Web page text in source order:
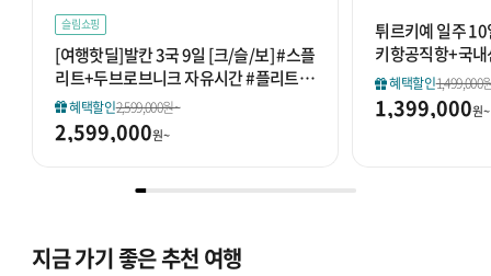
슬림쇼핑
[여행핫딜]발칸 3국 9일 [크/슬/보] #스플
리트+두브로브니크 자유시간 #플리트비
체국립공원 #포스토이나동굴
혜택할인2,599,000원~
2,599,000원~
튀르키예 일주
키항공직항+국
#인솔자동행
혜택할인1,499,000
1,399,000원~
지금 가기 좋은 추천 여행